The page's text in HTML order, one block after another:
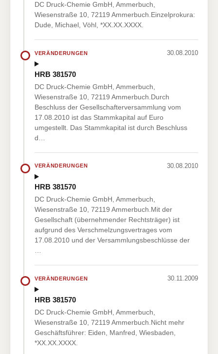
DC Druck-Chemie GmbH, Ammerbuch,
Wiesenstraße 10, 72119 Ammerbuch.Einzelprokura:
Dude, Michael, Vöhl, *XX.XX.XXXX.
VERÄNDERUNGEN 30.08.2010
HRB 381570
DC Druck-Chemie GmbH, Ammerbuch,
Wiesenstraße 10, 72119 Ammerbuch.Durch
Beschluss der Gesellschafterversammlung vom
17.08.2010 ist das Stammkapital auf Euro
umgestellt. Das Stammkapital ist durch Beschluss
d…
VERÄNDERUNGEN 30.08.2010
HRB 381570
DC Druck-Chemie GmbH, Ammerbuch,
Wiesenstraße 10, 72119 Ammerbuch.Mit der
Gesellschaft (übernehmender Rechtsträger) ist
aufgrund des Verschmelzungsvertrages vom
17.08.2010 und der Versammlungsbeschlüsse der
VERÄNDERUNGEN 30.11.2009
HRB 381570
DC Druck-Chemie GmbH, Ammerbuch,
Wiesenstraße 10, 72119 Ammerbuch.Nicht mehr
Geschäftsführer: Eiden, Manfred, Wiesbaden,
*XX.XX.XXXX.